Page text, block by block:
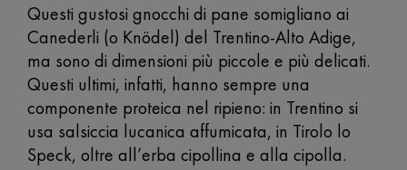
Questi gustosi gnocchi di pane somigliano ai
Canederli (o Knödel) del Trentino-Alto Adige,
ma sono di dimensioni più piccole e più delicati.
Questi ultimi, infatti, hanno sempre una
componente proteica nel ripieno: in Trentino si
usa salsiccia lucanica affumicata, in Tirolo lo
Speck, oltre all’erba cipollina e alla cipolla.